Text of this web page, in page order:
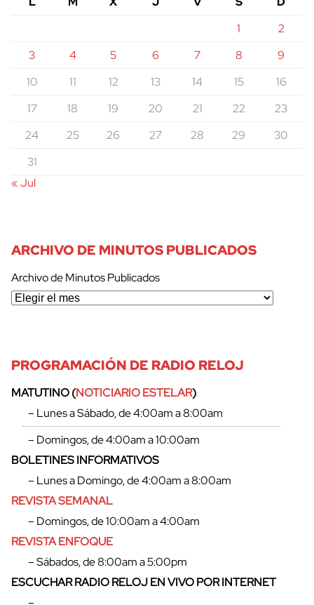
1
2
3
4 5 6 7 8
9
10
11 12 13 14 15
16
17
18 19 20 21 22
23
24
25 26 27 28 29
30
31
« Jul
ARCHIVO DE MINUTOS PUBLICADOS
Archivo de Minutos Publicados
PROGRAMACIÓN DE RADIO RELOJ
MATUTINO (NOTICIARIO ESTELAR)
– Lunes a Sábado, de 4:00am a 8:00am
– Domingos, de 4:00am a 10:00am
BOLETINES INFORMATIVOS
– Lunes a Domingo, de 4:00am a 8:00am
REVISTA SEMANAL
– Domingos, de 10:00am a 4:00am
REVISTA ENFOQUE
– Sábados, de 8:00am a 5:00pm
ESCUCHAR RADIO RELOJ EN VIVO POR INTERNET